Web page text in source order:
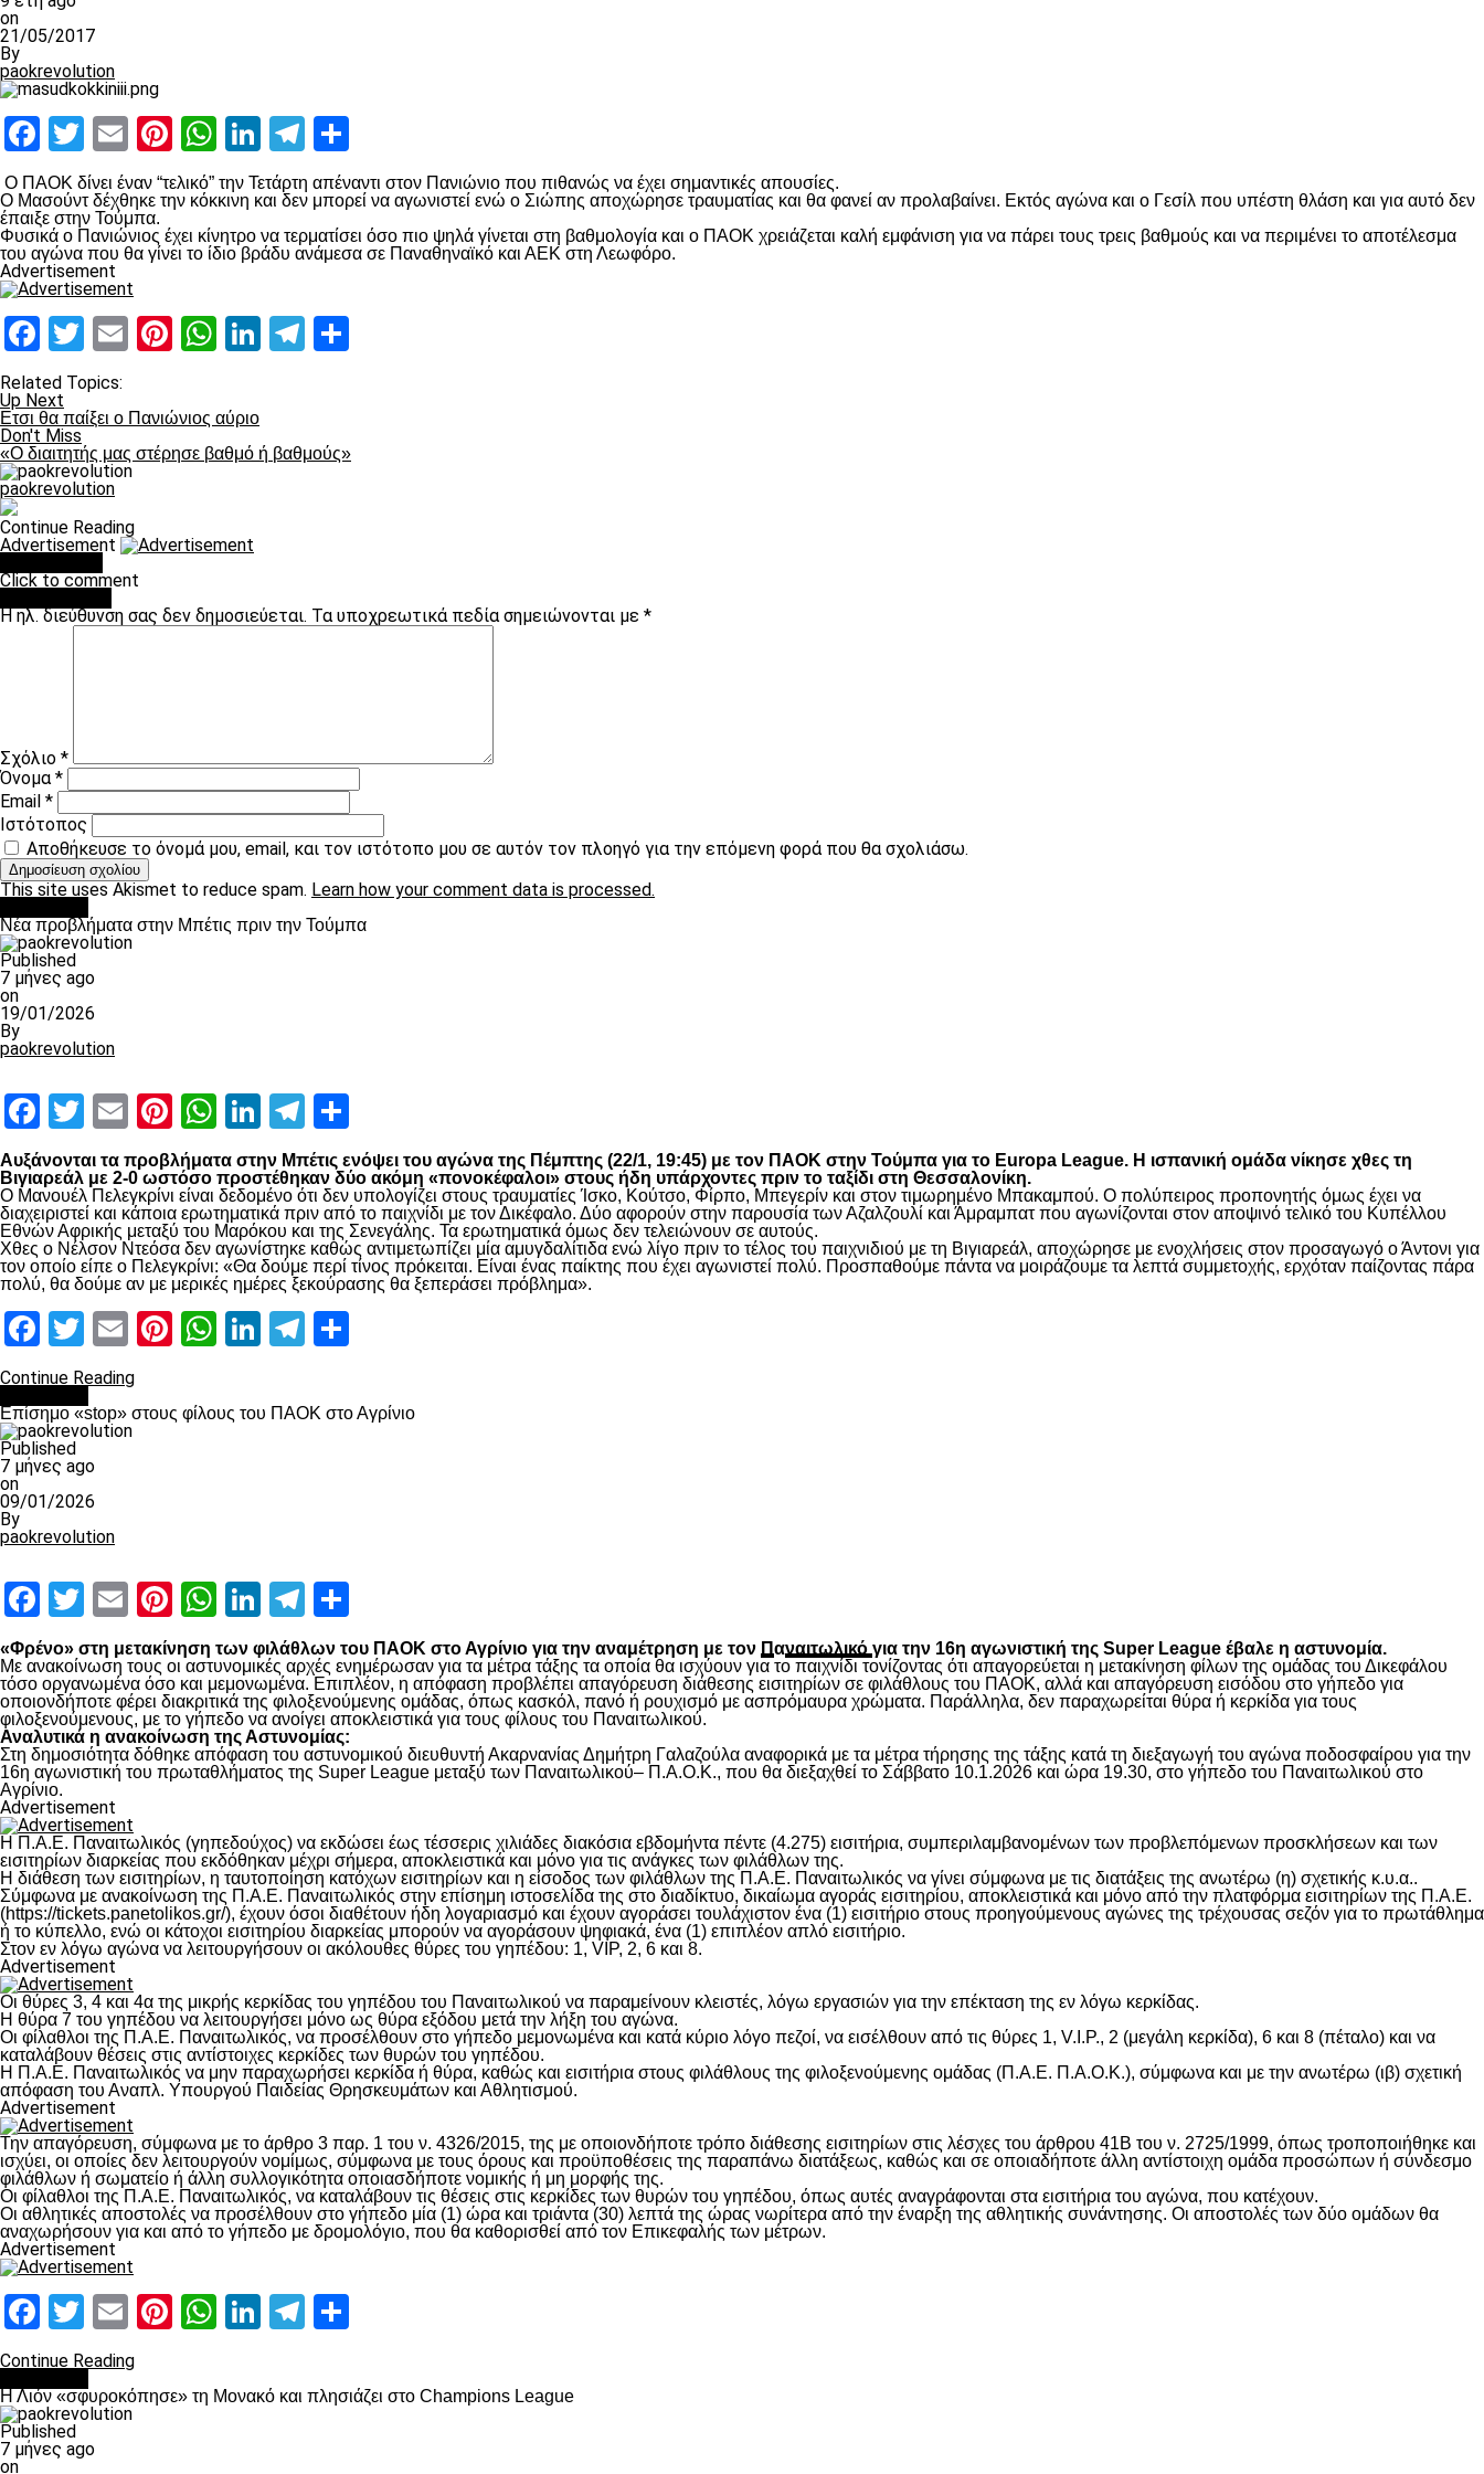
on
21/05/2017
By
paokrevolution
Facebook
Twitter
EmailPinterest
WhatsApp
LinkedIn
Telegram
Ο ΠΑΟΚ δίνει έναν “τελικό” την Τετάρτη απέναντι στον Πανιώνιο που πιθανώς να έχει σημαντικές απουσίες.
Ο Μασούντ δέχθηκε την κόκκινη και δεν μπορεί να αγωνιστεί ενώ ο Σιώπης αποχώρησε τραυματίας και θα φανεί αν προλαβαίνει. Εκτός αγώνα και ο Γεσίλ που υπέστη θλάση και για αυτό δεν
έπαιξε στην Τούμπα.
Φυσικά ο Πανιώνιος έχει κίνητρο να τερματίσει όσο πιο ψηλά γίνεται στη βαθμολογία και ο ΠΑΟΚ χρειάζεται καλή εμφάνιση για να πάρει τους τρεις βαθμούς και να περιμένει το αποτέλεσμα
του αγώνα που θα γίνει το ίδιο βράδυ ανάμεσα σε Παναθηναϊκό και ΑΕΚ στη Λεωφόρο.
Advertisement
Facebook
Twitter
EmailPinterest
WhatsApp
LinkedIn
Telegram
Related Topics:
Up Next
Ετσι θα παίξει ο Πανιώνιος αύριο
Don't Miss
«Ο διαιτητής μας στέρησε βαθμό ή βαθμούς»
paokrevolution
Continue Reading
Advertisement
Click to comment
Η ηλ. διεύθυνση σας δεν δημοσιεύεται. Τα υποχρεωτικά πεδία σημειώνονται με *
Σχόλιο *
Όνομα*
Email *
Ιστότοπος
Αποθήκευσε το όνομά μου, email, και τον ιστότοπο μου σε αυτόν τον πλοηγό για την επόμενη φορά που θα σχολιάσω.
This site uses Akismet to reduce spam. Learn how your comment data is processed.
Νέα προβλήματα στην Μπέτις πριν την Τούμπα
Published
7 μήνες ago
on
19/01/2026
By
paokrevolution
Facebook
Twitter
EmailPinterest
WhatsApp
LinkedIn
Telegram
Αυξάνονται τα προβλήματα στην Μπέτις ενόψει του αγώνα της Πέμπτης (22/1, 19:45) με τον ΠΑΟΚ στην Τούμπα για το Europa League. Η ισπανική ομάδα νίκησε χθες τη
Βιγιαρεάλ με 2-0 ωστόσο προστέθηκαν δύο ακόμη «πονοκέφαλοι» στους ήδη υπάρχοντες πριν το ταξίδι στη Θεσσαλονίκη.
Ο Μανουέλ Πελεγκρίνι είναι δεδομένο ότι δεν υπολογίζει στους τραυματίες Ίσκο, Κούτσο, Φίρπο, Μπεγερίν και στον τιμωρημένο Μπακαμπού. Ο πολύπειρος προπονητής όμως έχει να
διαχειριστεί και κάποια ερωτηματικά πριν από το παιχνίδι με τον Δικέφαλο. Δύο αφορούν στην παρουσία των Αζαλζουλί και Άμραμπατ που αγωνίζονται στον αποψινό τελικό του Κυπέλλου
Εθνών Αφρικής μεταξύ του Μαρόκου και της Σενεγάλης. Τα ερωτηματικά όμως δεν τελειώνουν σε αυτούς.
Χθες ο Νέλσον Ντεόσα δεν αγωνίστηκε καθώς αντιμετωπίζει μία αμυγδαλίτιδα ενώ λίγο πριν το τέλος του παιχνιδιού με τη Βιγιαρεάλ, αποχώρησε με ενοχλήσεις στον προσαγωγό ο Άντονι για
τον οποίο είπε ο Πελεγκρίνι: «Θα δούμε περί τίνος πρόκειται. Είναι ένας παίκτης που έχει αγωνιστεί πολύ. Προσπαθούμε πάντα να μοιράζουμε τα λεπτά συμμετοχής, ερχόταν παίζοντας πάρα
πολύ, θα δούμε αν με μερικές ημέρες ξεκούρασης θα ξεπεράσει πρόβλημα».
Facebook
Twitter
EmailPinterest
WhatsApp
LinkedIn
Telegram
Continue Reading
Επίσημο «stop» στους φίλους του ΠΑΟΚ στο Αγρίνιο
Published
7 μήνες ago
on
09/01/2026
By
paokrevolution
Facebook
Twitter
EmailPinterest
WhatsApp
LinkedIn
Telegram
«Φρένο» στη μετακίνηση των φιλάθλων του ΠΑΟΚ στο Αγρίνιο για την αναμέτρηση με τον Παναιτωλικό για την 16η αγωνιστική της Super League έβαλε η αστυνομία.
Με ανακοίνωση τους οι αστυνομικές αρχές ενημέρωσαν για τα μέτρα τάξης τα οποία θα ισχύουν για το παιχνίδι τονίζοντας ότι απαγορεύεται η μετακίνηση φίλων της ομάδας του Δικεφάλου
τόσο οργανωμένα όσο και μεμονωμένα. Επιπλέον, η απόφαση προβλέπει απαγόρευση διάθεσης εισιτηρίων σε φιλάθλους του ΠΑΟΚ, αλλά και απαγόρευση εισόδου στο γήπεδο για
οποιονδήποτε φέρει διακριτικά της φιλοξενούμενης ομάδας, όπως κασκόλ, πανό ή ρουχισμό με ασπρόμαυρα χρώματα. Παράλληλα, δεν παραχωρείται θύρα ή κερκίδα για τους
φιλοξενούμενους, με το γήπεδο να ανοίγει αποκλειστικά για τους φίλους του Παναιτωλικού.
Αναλυτικά η ανακοίνωση της Αστυνομίας:
Στη δημοσιότητα δόθηκε απόφαση του αστυνομικού διευθυντή Ακαρνανίας Δημήτρη Γαλαζούλα αναφορικά με τα μέτρα τήρησης της τάξης κατά τη διεξαγωγή του αγώνα ποδοσφαίρου για την
16η αγωνιστική του πρωταθλήματος της Super League μεταξύ των Παναιτωλικoύ– Π.Α.Ο.Κ., που θα διεξαχθεί το Σάββατο 10.1.2026 και ώρα 19.30, στο γήπεδο του Παναιτωλικού στο
Αγρίνιο.
Advertisement
Η Π.Α.Ε. Παναιτωλικός (γηπεδούχος) να εκδώσει έως τέσσερις χιλιάδες διακόσια εβδομήντα πέντε (4.275) εισιτήρια, συμπεριλαμβανομένων των προβλεπόμενων προσκλήσεων και των
εισιτηρίων διαρκείας που εκδόθηκαν μέχρι σήμερα, αποκλειστικά και μόνο για τις ανάγκες των φιλάθλων της.
Η διάθεση των εισιτηρίων, η ταυτοποίηση κατόχων εισιτηρίων και η είσοδος των φιλάθλων της Π.Α.Ε. Παναιτωλικός να γίνει σύμφωνα με τις διατάξεις της ανωτέρω (η) σχετικής κ.υ.α..
Σύμφωνα με ανακοίνωση της Π.Α.Ε. Παναιτωλικός στην επίσημη ιστοσελίδα της στο διαδίκτυο, δικαίωμα αγοράς εισιτηρίου, αποκλειστικά και μόνο από την πλατφόρμα εισιτηρίων της Π.Α.Ε.
(https://tickets.panetolikos.gr/), έχουν όσοι διαθέτουν ήδη λογαριασμό και έχουν αγοράσει τουλάχιστον ένα (1) εισιτήριο στους προηγούμενους αγώνες της τρέχουσας σεζόν για το πρωτάθλημα
ή το κύπελλο, ενώ οι κάτοχοι εισιτηρίου διαρκείας μπορούν να αγοράσουν ψηφιακά, ένα (1) επιπλέον απλό εισιτήριο.
Στον εν λόγω αγώνα να λειτουργήσουν οι ακόλουθες θύρες του γηπέδου: 1, VIP, 2, 6 και 8.
Advertisement
Οι θύρες 3, 4 και 4α της μικρής κερκίδας του γηπέδου του Παναιτωλικού να παραμείνουν κλειστές, λόγω εργασιών για την επέκταση της εν λόγω κερκίδας.
Η θύρα 7 του γηπέδου να λειτουργήσει μόνο ως θύρα εξόδου μετά την λήξη του αγώνα.
Οι φίλαθλοι της Π.Α.Ε. Παναιτωλικός, να προσέλθουν στο γήπεδο μεμονωμένα και κατά κύριο λόγο πεζοί, να εισέλθουν από τις θύρες 1, V.I.P., 2 (μεγάλη κερκίδα), 6 και 8 (πέταλο) και να
καταλάβουν θέσεις στις αντίστοιχες κερκίδες των θυρών του γηπέδου.
Η Π.Α.Ε. Παναιτωλικός να μην παραχωρήσει κερκίδα ή θύρα, καθώς και εισιτήρια στους φιλάθλους της φιλοξενούμενης ομάδας (Π.Α.Ε. Π.Α.Ο.Κ.), σύμφωνα και με την ανωτέρω (ιβ) σχετική
απόφαση του Αναπλ. Υπουργού Παιδείας Θρησκευμάτων και Αθλητισμού.
Advertisement
Την απαγόρευση, σύμφωνα με το άρθρο 3 παρ. 1 του ν. 4326/2015, της με οποιονδήποτε τρόπο διάθεσης εισιτηρίων στις λέσχες του άρθρου 41Β του ν. 2725/1999, όπως τροποποιήθηκε και
ισχύει, οι οποίες δεν λειτουργούν νομίμως, σύμφωνα με τους όρους και προϋποθέσεις της παραπάνω διατάξεως, καθώς και σε οποιαδήποτε άλλη αντίστοιχη ομάδα προσώπων ή σύνδεσμο
φιλάθλων ή σωματείο ή άλλη συλλογικότητα οποιασδήποτε νομικής ή μη μορφής της.
Οι φίλαθλοι της Π.Α.Ε. Παναιτωλικός, να καταλάβουν τις θέσεις στις κερκίδες των θυρών του γηπέδου, όπως αυτές αναγράφονται στα εισιτήρια του αγώνα, που κατέχουν.
Οι αθλητικές αποστολές να προσέλθουν στο γήπεδο μία (1) ώρα και τριάντα (30) λεπτά της ώρας νωρίτερα από την έναρξη της αθλητικής συνάντησης. Οι αποστολές των δύο ομάδων θα
αναχωρήσουν για και από το γήπεδο με δρομολόγιο, που θα καθορισθεί από τον Επικεφαλής των μέτρων.
Advertisement
Facebook
Twitter
EmailPinterest
WhatsApp
LinkedIn
Telegram
Continue Reading
Η Λιόν «σφυροκόπησε» τη Μονακό και πλησιάζει στο Champions League
Published
7 μήνες ago
on